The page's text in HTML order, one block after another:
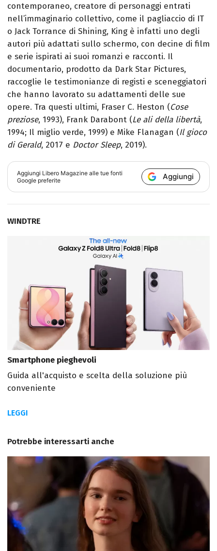
contemporaneo, creatore di personaggi entrati
nell’immaginario collettivo, come il pagliaccio di IT
o Jack Torrance di Shining, King è infatti uno degli
autori più adattati sullo schermo, con decine di film
e serie ispirati ai suoi romanzi e racconti. Il
documentario, prodotto da Dark Star Pictures,
raccoglie le testimonianze di registi e sceneggiatori
che hanno lavorato su adattamenti delle sue
opere. Tra questi ultimi, Fraser C. Heston (Cose
preziose, 1993), Frank Darabont (Le ali della libertà,
1994; Il miglio verde, 1999) e Mike Flanagan (Il gioco
di Gerald, 2017 e Doctor Sleep, 2019).
Aggiungi Libero Magazine alle tue fonti
Google preferite
Aggiungi
WINDTRE
Smartphone pieghevoli
Guida all'acquisto e scelta della soluzione più
conveniente
LEGGI
Potrebbe interessarti anche